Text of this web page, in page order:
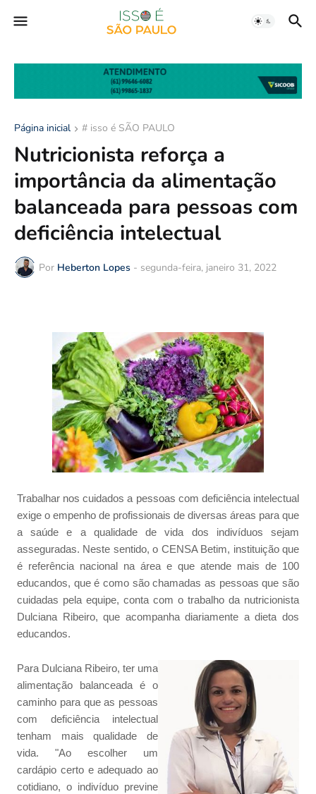
Página inicial # isso é SÃO PAULO
Nutricionista reforça a
importância da alimentação
balanceada para pessoas com
deficiência intelectual
Por Heberton Lopes - segunda-feira, janeiro 31, 2022
Trabalhar nos cuidados a pessoas com deficiência intelectual
exige o empenho de profissionais de diversas áreas para que
a saúde e a qualidade de vida dos indivíduos sejam
asseguradas. Neste sentido, o CENSA Betim, instituição que
é referência nacional na área e que atende mais de 100
educandos, que é como são chamadas as pessoas que são
cuidadas pela equipe, conta com o trabalho da nutricionista
Dulciana Ribeiro, que acompanha diariamente a dieta dos
educandos.
Para Dulciana Ribeiro, ter uma
alimentação balanceada é o
caminho para que as pessoas
com deficiência intelectual
tenham mais qualidade de
vida. "Ao escolher um
cardápio certo e adequado ao
cotidiano, o indivíduo previne